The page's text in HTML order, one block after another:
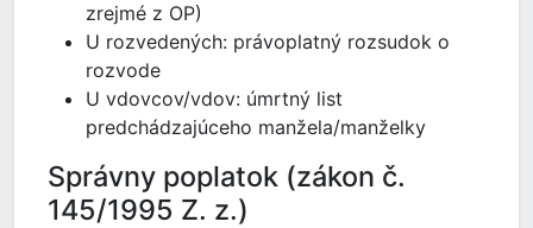
zrejmé z OP)
U rozvedených: právoplatný rozsudok o
rozvode
U vdovcov/vdov: úmrtný list
predchádzajúceho manžela/manželky
Správny poplatok (zákon č.
145/1995 Z. z.)